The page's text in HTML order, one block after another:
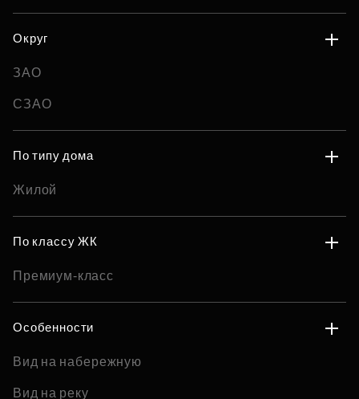
Округ
ЗАО
СЗАО
По типу дома
Жилой
По классу ЖК
Премиум-класс
Особенности
Вид на набережную
Вид на реку